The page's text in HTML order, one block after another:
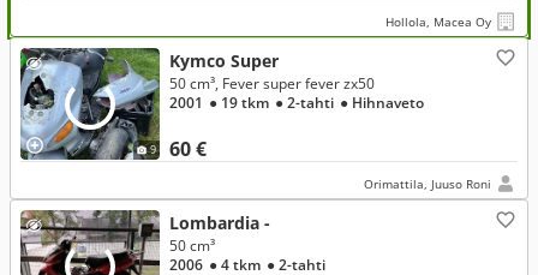
Hollola, Macea Oy
9
Kymco Super
60 €
50 cm³, Fever super fever zx50
2001 ● 19 tkm ● 2-tahti ● Hihnaveto
Orimattila, Juuso Roni
Lombardia -
50 cm³
2006 ● 4 tkm ● 2-tahti